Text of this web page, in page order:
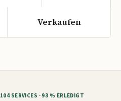
Verkaufen
104 SERVICES · 93 % ERLEDIGT